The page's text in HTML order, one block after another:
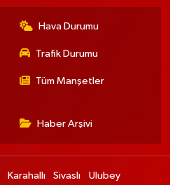
Hava Durumu
Trafik Durumu
Tüm Manşetler
Haber Arşivi
Karahallı Sivaslı Ulubey